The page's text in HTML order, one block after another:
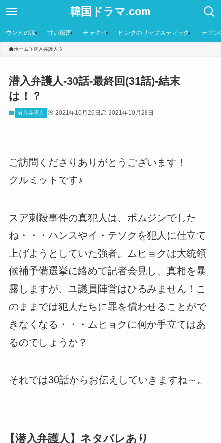
韓国ドラマ.com
ウンヒの涙 甘い秘密 チャクペ ピンクのリップスティック テプン
ホーム 潜入弁護人
潜入弁護人-30話-最終回(31話)-結末
は！？
潜入弁護人 2021年10月26日 2021年10月28日
ご訪問くださりありがとうございます！
クルミットです♪
スア刺殺事件の真犯人は、ボムジンでした
ね・・・ハンスやイ・テソクを犯人に仕立て
上げようとしていた強者。ムヒョクは大統領
候補予備選挙に絡めて記者会見し、真相を暴
露しますが、ユ議員陣営はひるみません！こ
のままでは犯人たちに罪を償わせることがで
きなくなる・・・ムヒョクに何か手立てはあ
るのでしょうか？
それでは30話からお伝えしていきますね～。
【潜入弁護人】ネタバレあり